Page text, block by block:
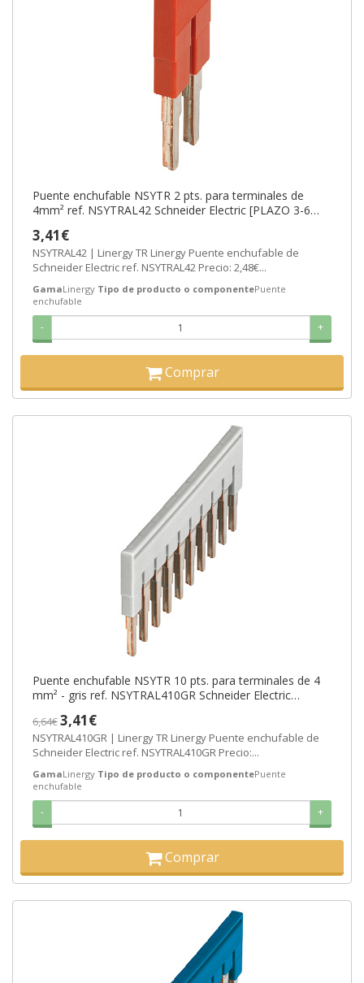
Puente enchufable NSYTR 2 pts. para terminales de
4mm² ref. NSYTRAL42 Schneider Electric [PLAZO 3-6
3,41€
NSYTRAL42 | Linergy TR Linergy Puente enchufable de
Schneider Electric ref. NSYTRAL42 Precio: 2,48€...
GamaLinergy Tipo de producto o componentePuente
enchufable
- +
Comprar
Puente enchufable NSYTR 10 pts. para terminales de 4
mm² - gris ref. NSYTRAL410GR Schneider Electric
6,64€3,41€
NSYTRAL410GR | Linergy TR Linergy Puente enchufable de
Schneider Electric ref. NSYTRAL410GR Precio:...
GamaLinergy Tipo de producto o componentePuente
enchufable
- +
Comprar